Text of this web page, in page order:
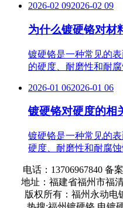
2026-02 092026-02 09
为什么镀硬铬对材
镀硬铬是一种常见的
的硬度、耐磨性和耐
2026-01 062026-01 06
镀硬铬对硬度的相
镀硬铬是一种常见的
硬度、耐磨性和耐腐蚀
电话：13706967840 备案
地址：福建省福州市福
版权所有：福州永动电